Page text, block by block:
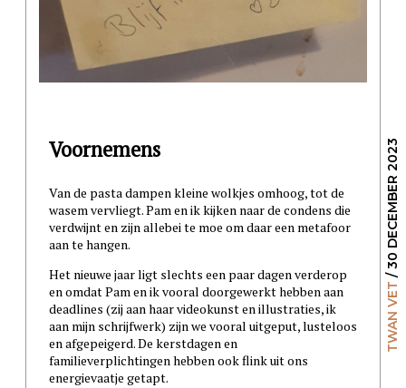
TWAN VET
/ 30 DECEMBER 2023
Voornemens
Van de pasta dampen kleine wolkjes omhoog, tot de
wasem vervliegt. Pam en ik kijken naar de condens die
verdwijnt en zijn allebei te moe om daar een metafoor
aan te hangen.
Het nieuwe jaar ligt slechts een paar dagen verderop
en omdat Pam en ik vooral doorgewerkt hebben aan
deadlines (zij aan haar videokunst en illustraties, ik
aan mijn schrijfwerk) zijn we vooral uitgeput, lusteloos
en afgepeigerd. De kerstdagen en
familieverplichtingen hebben ook flink uit ons
energievaatje getapt.